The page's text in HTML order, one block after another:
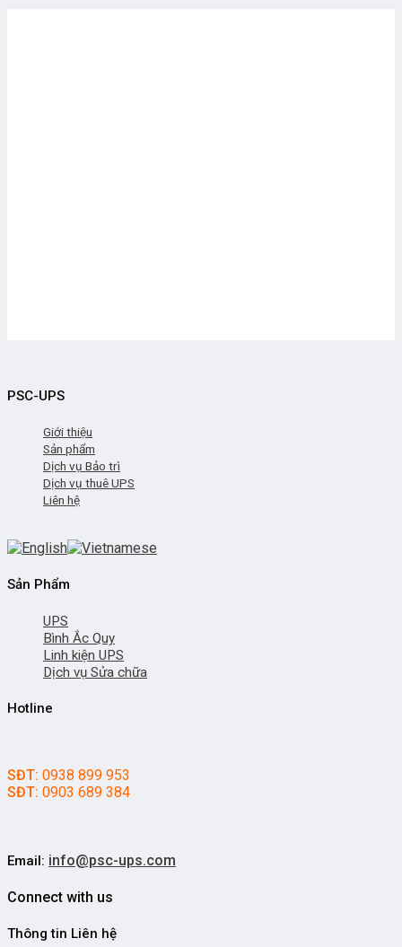
PSC-UPS
Giới thiệu
Sản phẩm
Dịch vụ Bảo trì
Dịch vụ thuê UPS
Liên hệ
Sản Phẩm
UPS
Bình Ắc Quy
Linh kiện UPS
Dịch vụ Sửa chữa
Hotline
SĐT: 0938 899 953
SĐT: 0903 689 384
Email: info@psc-ups.com
Connect with us
Thông tin Liên hệ